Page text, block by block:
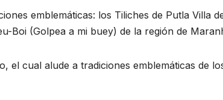
emblemáticas: los Tiliches de Putla Villa
Boi (Golpea a mi buey) de la región de
el cual alude a tradiciones emblemáticas de